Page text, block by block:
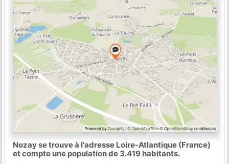
Nozay se trouve à l'adresse Loire-Atlantique (France)
et compte une population de 3.419 habitants.